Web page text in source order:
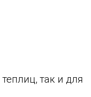
так и для